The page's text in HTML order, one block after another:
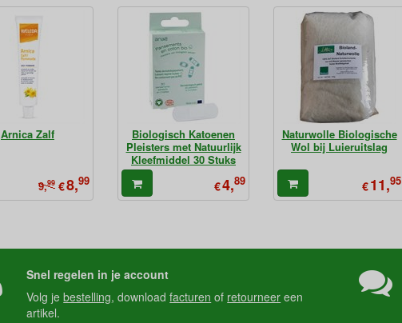
Arnica Zalf
9,99 €8,99
Biologisch Katoenen
Pleisters met Natuurlijk
Kleefmiddel 30 Stuks
€4,89
Naturwolle Biologische
Wol bij Luieruitslag
€11,95
Snel regelen in je account
Volg jebestelling, downloadfacturen of retourneer een
artikel.